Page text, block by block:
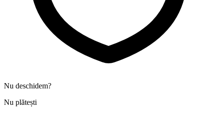
Nu deschidem?
Nu plătești